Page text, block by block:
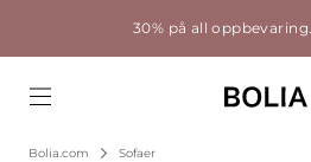
30% på all oppbevaring.
Bolia.com Sofaer